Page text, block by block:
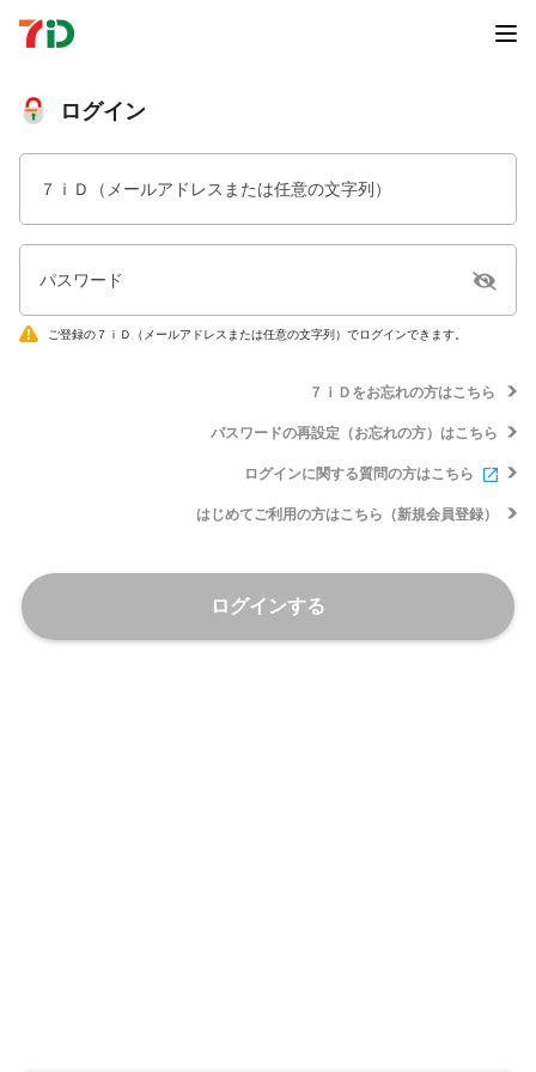
ログイン
７ｉＤ（メールアドレスまたは任意の文字列）
パスワード
ご登録の７ｉＤ（メールアドレスまたは任意の文字列）でログインできます。
７ｉＤをお忘れの方はこちら
パスワードの再設定（お忘れの方）はこちら
ログインに関する質問の方はこちら
はじめてご利用の方はこちら（新規会員登録）
ログインする